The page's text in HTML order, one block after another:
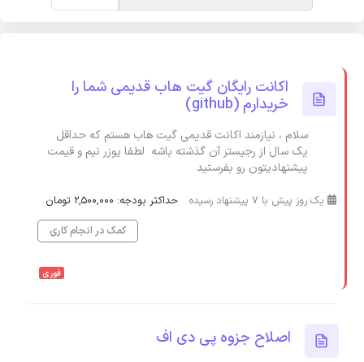
اکانت رایگان گیت هاب قدیمی شما را
خریدارم (github)
سلام ، نیازمند اکانت قدیمی گیت هاب هستم که حداقل
یک سال از رجیستر آن گذشته باشه لطفا یوزر نیم و قیمت
پیشنهادیتون رو بفرستید
یک روز پیش با 7 پیشنهاد رسیده
حداکثر بودجه: 2,500,000 تومان
کمک در انجام کاری
فوری
اصلاح جزوه پی دی اف